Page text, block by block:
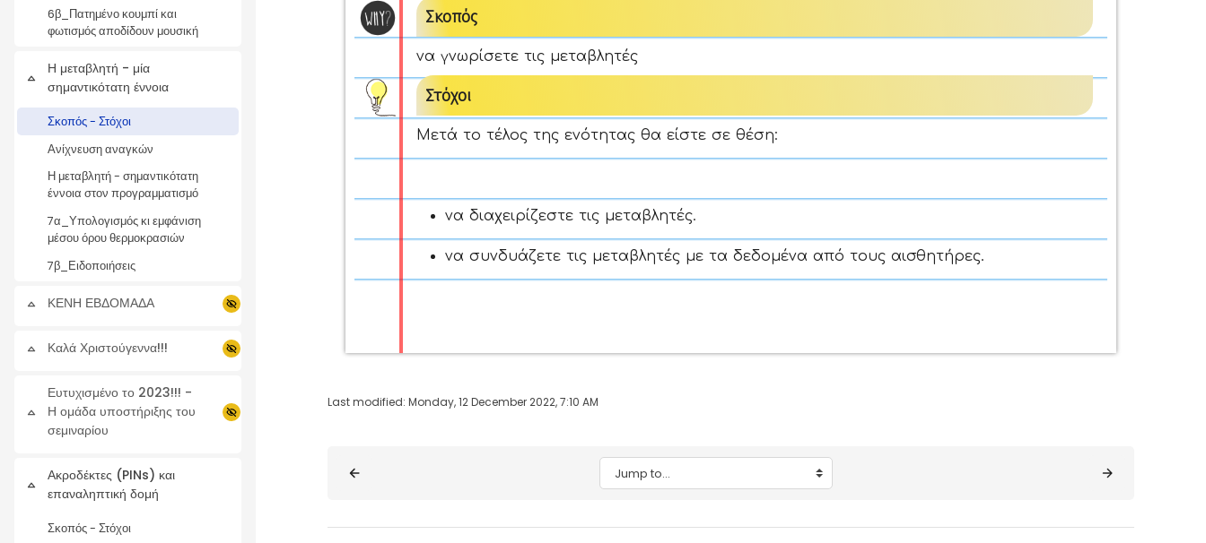
6β_Πατημένο κουμπί και
φωτισμός αποδίδουν μουσική
Collapse
Η μεταβλητή - μία
σημαντικότατη έννοια
Σκοπός - Στόχοι
Ανίχνευση αναγκών
Η μεταβλητή - σημαντικότατη
έννοια στον προγραμματισμό
7α_Υπολογισμός κι εμφάνιση
μέσου όρου θερμοκρασιών
7β_Ειδοποιήσεις
Collapse
ΚΕΝΗ ΕΒΔΟΜΑΔΑ
Collapse
Καλά Χριστούγεννα!!!
Collapse
Ευτυχισμένο το 2023!!! -
Η ομάδα υποστήριξης του
σεμιναρίου
Collapse
Ακροδέκτες (PINs) και
επαναληπτική δομή
Σκοπός - Στόχοι
Σκοπός
να γνωρίσετε τις μεταβλητές
Στόχοι
Μετά το τέλος της ενότητας θα είστε σε θέση:
να διαχειρίζεστε τις μεταβλητές.
να συνδυάζετε τις μεταβλητές με τα δεδομένα από τους αισθητήρες.
Last modified: Monday, 12 December 2022, 7:10 AM
Blocks Jump to...